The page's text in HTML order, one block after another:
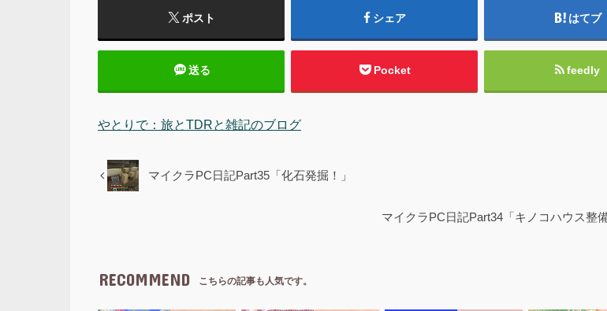
ポスト シェア はてブ
送る Pocket feedly
やとりで：旅とTDRと雑記のブログ
マイクラPC日記Part35「化石発掘！」
マイクラPC日記Part34「キノコハウス整備
RECOMMEND こちらの記事も人気です。